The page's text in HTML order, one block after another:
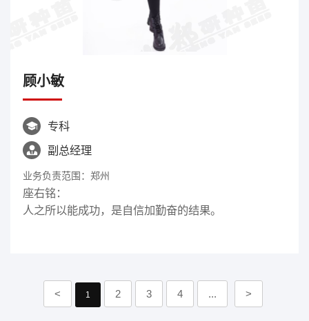
顾小敏
 专科
 副总经理
业务负责范围：郑州
座右铭：
人之所以能成功，是自信加勤奋的结果。
< 1 2 3 4 ... >